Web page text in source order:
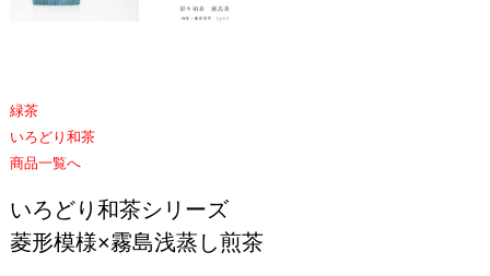
緑茶
いろどり和茶
商品一覧へ
いろどり和茶シリーズ
菱形模様×霧島浅蒸し煎茶